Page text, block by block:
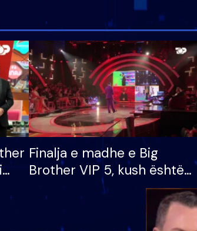
Finalja e madhe e Big
Brother VIP 5, kush është
banori i parë që lë shtëpinë
dhe humb mundësinë për
të fituar çmimin e madh